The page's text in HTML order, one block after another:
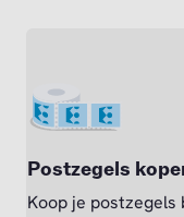
Postzegels
Koop je